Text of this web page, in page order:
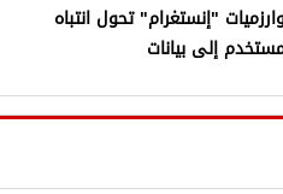
"إنستغرام" تحول انتباه
إلى بيانات